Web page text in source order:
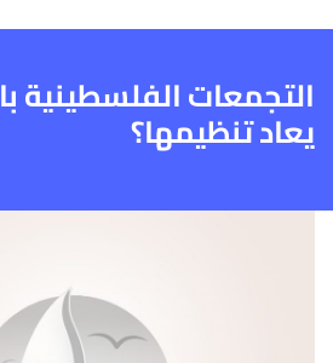
التجمعات
يعاد تنظيمها؟